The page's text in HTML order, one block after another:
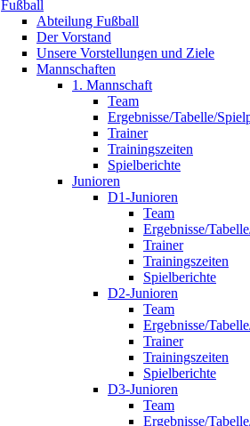
Fußball
Abteilung Fußball
Der Vorstand
Unsere Vorstellungen und Ziele
Mannschaften
1. Mannschaft
Team
Ergebnisse/Tabelle/
Trainer
Trainingszeiten
Spielberichte
Junioren
D1-Junioren
Team
Ergebnisse/
Trainer
Trainingszeiten
Spielberichte
D2-Junioren
Team
Ergebnisse/
Trainer
Trainingszeiten
Spielberichte
D3-Junioren
Team
Ergebnisse/